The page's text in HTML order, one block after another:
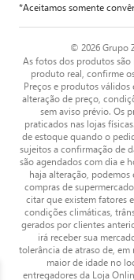
*Aceitamos somente
© 2026 Grupo
As fotos dos produtos
produto real, confirme
Preços e produtos
alteração de preço,
sem aviso prévio. Os
praticados nas lojas
de estoque quando o
sujeitos a confirmação de
são agendados com dia e
haja alteração,
compras de
citar que existem fatores
condições climáticas,
gerados por clientes
irá receber sua
tolerância de atraso de, em
maior de idade no
entregadores da Loja